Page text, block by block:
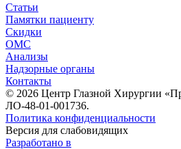
Статьи
Памятки пациенту
Скидки
ОМС
Анализы
Надзорные органы
Контакты
© 2026 Центр Глазной Хирургии
ЛО-48-01-001736.
Политика конфиденциальности
Версия для слабовидящих
Разработано в